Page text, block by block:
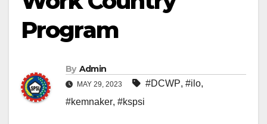
Program
By Admin
MAY 29, 2023 #DCWP, #ilo,
#kemnaker, #kspsi